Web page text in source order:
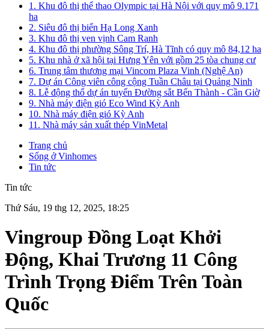
1. Khu đô thị thể thao Olympic tại Hà Nội với quy mô 9.171
ha
2. Siêu đô thị biển Hạ Long Xanh
3. Khu đô thị ven vịnh Cam Ranh
4. Khu đô thị phường Sông Trí, Hà Tĩnh có quy mô 84,12 ha
5. Khu nhà ở xã hội tại Hưng Yên với gồm 25 tòa chung cư
6. Trung tâm thương mại Vincom Plaza Vinh (Nghệ An)
7. Dự án Công viên công cộng Tuần Châu tại Quảng Ninh
8. Lễ động thổ dự án tuyến Đường sắt Bến Thành - Cần Giờ
9. Nhà máy điện gió Eco Wind Kỳ Anh
10. Nhà máy điện gió Kỳ Anh
11. Nhà máy sản xuất thép VinMetal
Trang chủ
Sống ở Vinhomes
Tin tức
Tin tức
Thứ Sáu, 19 thg 12, 2025, 18:25
Vingroup Đồng Loạt Khởi
Động, Khai Trương 11 Công
Trình Trọng Điểm Trên Toàn
Quốc